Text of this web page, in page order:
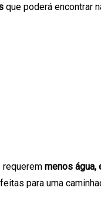
que poderá encontrar
menos água,
para uma